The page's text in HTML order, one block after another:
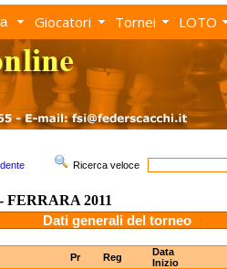
Giocatori Tornei LOTO
Ricerca veloce
FERRARA 2011
Dati generali del torneo
Pr Reg
Data
Inizio